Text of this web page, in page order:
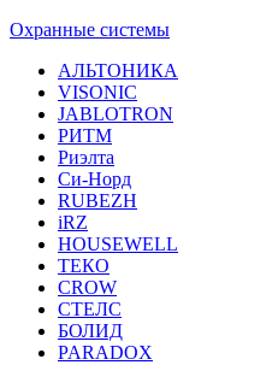
Охранные системы
АЛЬТОНИКА
VISONIC
JABLOTRON
РИТМ
Риэлта
Си-Норд
RUBEZH
iRZ
HOUSEWELL
ТЕКО
CROW
СТЕЛС
БОЛИД
PARADOX